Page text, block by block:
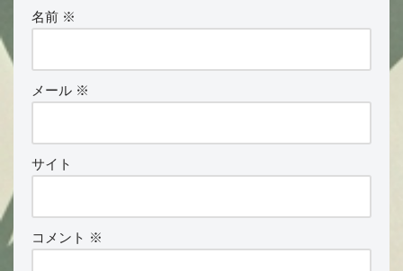
名前 ※
メール ※
サイト
コメント ※